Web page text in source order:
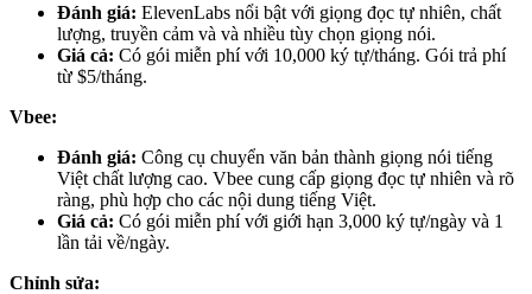
Đánh giá: ElevenLabs nổi bật với giọng đọc tự nhiên, chất
lượng, truyền cảm và và nhiều tùy chọn giọng nói.
Giá cả: Có gói miễn phí với 10,000 ký tự/tháng. Gói trả phí
từ $5/tháng.
Vbee:
Đánh giá: Công cụ chuyển văn bản thành giọng nói tiếng
Việt chất lượng cao. Vbee cung cấp giọng đọc tự nhiên và rõ
ràng, phù hợp cho các nội dung tiếng Việt.
Giá cả: Có gói miễn phí với giới hạn 3,000 ký tự/ngày và 1
lần tải về/ngày.
Chỉnh sửa: